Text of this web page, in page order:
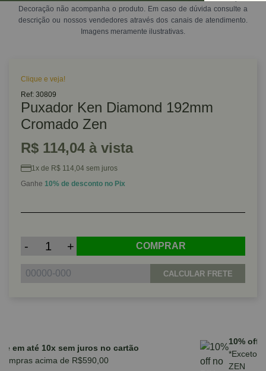
Decoração não acompanha o produto. Em caso de dúvida consulte a
descrição ou nossos vendedores através dos canais de atendimento.
Imagens meramente ilustrativas.
Clique e veja!
Ref: 30809
Puxador Ken Diamond 192mm
Cromado Zen
R$ 114,04 à vista
1x de R$ 114,04 sem juros
Ganhe 10% de desconto no Pix
- + COMPRAR
CALCULAR FRETE
Parcele em até 10x sem juros no cartão
para compras acima de R$590,00